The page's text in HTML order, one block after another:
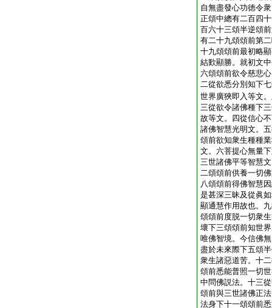
自無盡發心功徳令
正頌中總有二百四
百六十三頌半逆頌
有二十九頌頌前第
十九頌頌前最初略
結歎顯勝。就初文
六頌頌前欲令慈悲
二從欲悉分別知下
世界廣狹即入等文
三從欲令諸佛種下
故等文。四從信心
諸佛智慧光明文。
頌前欲知衆生種種
文。六菩提心無量
三世諸佛平等智慧
二頌頌前供養一切
八頌頌前得佛智慧
是甚深三昧及從眞
顯通慧作用故也。
頌頌前度脱一切衆
壞下三頌頌前知世
唯佛智境。今信佛
盡於未來際下五頌
衆生諸惡道苦。十
頌前悉能普照一切
中問佛説法。十三
頌前與三世諸佛正
法身下十一頌頌前